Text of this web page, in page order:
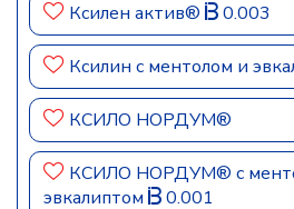
Ксилен актив® 0.003
Ксилин с ментолом и
КСИЛО НОРДУМ®
КСИЛО НОРДУМ® с
эвкалиптом
0.001